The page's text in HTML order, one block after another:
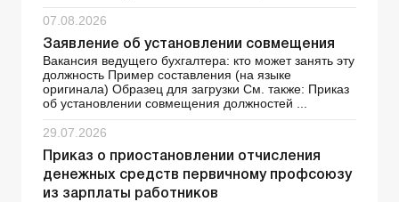
07.08.2026
Заявление об установлении совмещения
Вакансия ведущего бухгалтера: кто может занять эту
должность Пример составления (на языке
оригинала) Образец для загрузки См. также: Приказ
об установлении совмещения должностей ...
29.07.2026
Приказ о приостановлении отчисления
денежных средств первичному профсоюзу
из зарплаты работников